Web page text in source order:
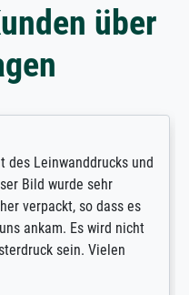
über
und
wurde sehr
so dass es
Es wird nicht
sein. Vielen